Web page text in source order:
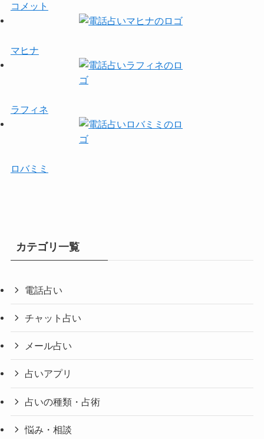
コメット
マヒナ
ラフィネ
ロバミミ
カテゴリ一覧
電話占い
チャット占い
メール占い
占いアプリ
占いの種類・占術
悩み・相談